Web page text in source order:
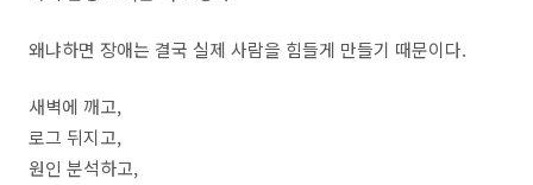
왜냐하면 장애는 결국 실제 사람을 힘들게 만들기 때문이다.
새벽에 깨고,
로그 뒤지고,
원인 분석하고,